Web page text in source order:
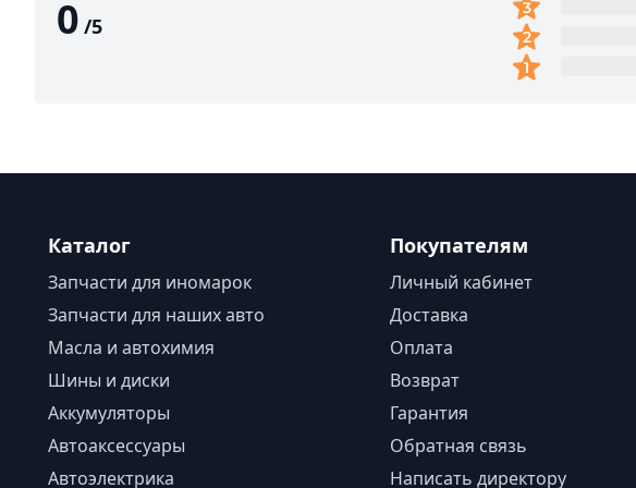
0 /5
Каталог
Запчасти для иномарок
Запчасти для наших авто
Масла и автохимия
Шины и диски
Аккумуляторы
Автоаксессуары
Автоэлектрика
Покупателям
Личный кабинет
Доставка
Оплата
Возврат
Гарантия
Обратная связь
Написать директору